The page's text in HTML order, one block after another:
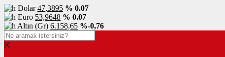
Dolar47,3895 % 0.07
Euro 53,9648 % 0.07
Altın (Gr) 6.158,65 %-0,76